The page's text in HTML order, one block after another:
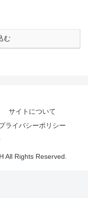
む
サイトについて
ライバシーポリシー
All Rights Reserved.